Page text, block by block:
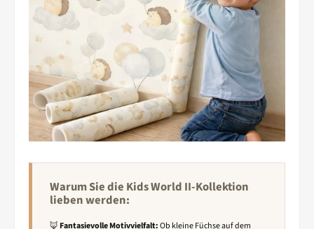
Warum Sie die Kids World II-Kollektion
lieben werden:
🦊 Fantasievolle Motivvielfalt:Ob kleine Füchse auf dem